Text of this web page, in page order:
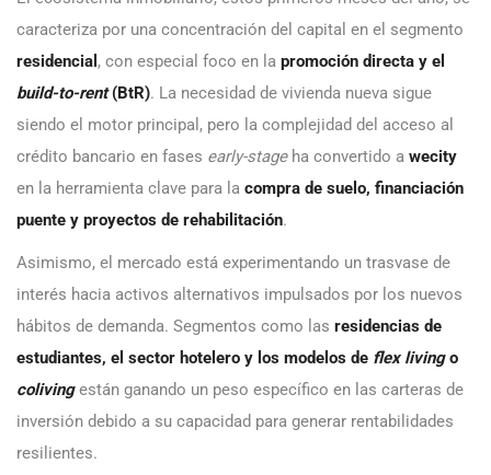
caracteriza por una concentración del capital en el segmento
residencial , con especial foco en la promoción directa y el
build-to-rent(BtR). La necesidad de vivienda nueva sigue
siendo el motor principal, pero la complejidad del acceso al
crédito bancario en fases early-stageha convertido a wecity
en la herramienta clave para la compra de suelo, financiación
puente y proyectos de rehabilitación.
Asimismo, el mercado está experimentando un trasvase de
interés hacia activos alternativos impulsados por los nuevos
hábitos de demanda. Segmentos como las residencias de
estudiantes, el sector hotelero y los modelos de flex livingo
colivingestán ganando un peso específico en las carteras de
inversión debido a su capacidad para generar rentabilidades
resilientes.